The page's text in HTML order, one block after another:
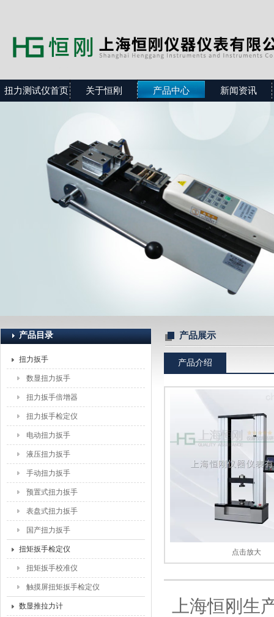
扭力测试仪首页 关于恒刚 产品中心 新闻资讯
产品目录
扭力扳手
数显扭力扳手
扭力扳手倍增器
扭力扳手检定仪
电动扭力扳手
液压扭力扳手
手动扭力扳手
预置式扭力扳手
表盘式扭力扳手
国产扭力扳手
扭矩扳手检定仪
扭矩扳手校准仪
触摸屏扭矩扳手检定仪
数显推拉力计
产品展示
产品介绍
点击放大
上海恒刚生